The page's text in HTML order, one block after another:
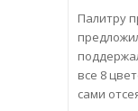
Палитру
все 8
сами